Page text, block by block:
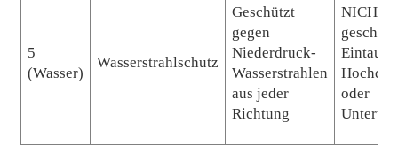
5
(Wasser)
Wasserstrahlschutz
Geschützt
gegen
Niederdruck-
Wasserstrahlen
aus jeder
Richtung
NICHT
oder